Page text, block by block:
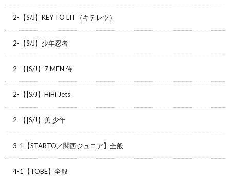
2-【S/J】KEY TO LIT（キテレツ）
2-【S/J】少年忍者
2-【|S/J】7 MEN 侍
2-【|S/J】HiHi Jets
2-【|S/J】美 少年
3-1【STARTO／関西ジュニア】全般
4-1【TOBE】全般